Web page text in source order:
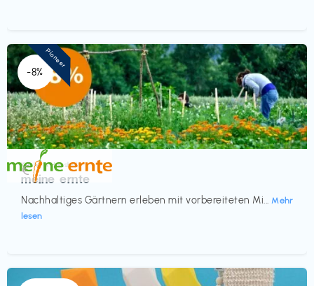
-8%
Küche & Haushalt
meine ernte
Nachhaltiges Gärtnern erleben mit vorbereiteten Mi... Mehr
lesen
€‎
Pioneer